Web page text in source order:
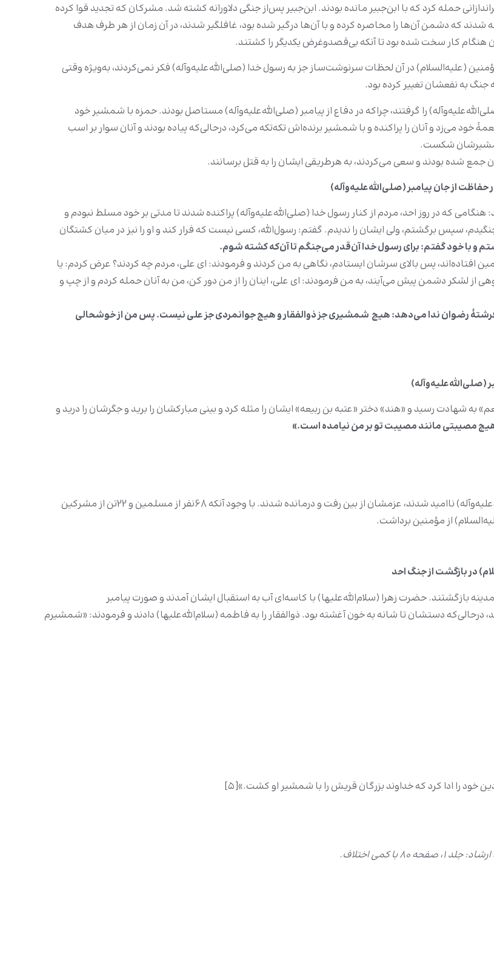
دید، پشت مسلمانان رها شده است، با ۲۰۰ سوار بر تیراندازانی حمله کرد که با ابن‌جبیر مانده بودند. ابن‌جبیر پس‌از جنگی دلاورانه کشته شد. مشرکان که تجدید قوا کرده
که دشمن آن‌ها را محاصره کرده و با آن‌ها درگیر شده بود، غافلگیر شدند، در آن زمان از هر طرف هدف
هنگام کار سخت شده بود تا آنکه بی‌قصدوغرض یکدیگر را کشتند.
(علیه‌السلام) در آن لحظات سرنوشت‌ساز جز به رسول خدا (صلی‌الله‌علیه‌وآله) فکر نمی‌کردند، به‌ویژه وقتی
به نفعشان تغییر کرده بود.
را گرفتند، چراکه در دفاع از پیامبر (صلی‌الله‌علیه‌وآله) مستاصل بودند. حمزه با شمشیر خود
خود می‌زد و آنان را پراکنده و با شمشیر برنده‌اش تکه‌تکه می‌‌کرد، درحالی‌که پیاده بودند و آنان سوار بر اسب
شمشیرشان شکست.
جمع شده بودند و سعی می‌کردند، به هرطریقی ایشان را به قتل برسانند.
از جان پیامبر (صلی‌الله‌علیه‌وآله)
‌که در روز احد، مردم از کنار رسول خدا (صلی‌الله‌علیه‌وآله) پراکنده شدند تا مدتی بر خود مسلط نبودم و
سپس برگشتم، ولی ایشان را ندیدم. گفتم: رسول‌الله، کسی نیست که فرار کند و او را نیز در میان کشتگان
و با خود گفتم: برای رسول خدا آن‌قدر می‌جنگم تا آن‌که کشته شوم.
افتاده‌اند، پس بالای سرشان ایستادم، نگاهی به من کردند و فرمودند: ای علی، مردم چه کردند؟ عرض کردم: یا
از لشکر دشمن پیش می‌آیند، به من فرمودند: اى على، اینان را از من دور کن، من به آنان حمله کردم و از چپ و
فرشتۀ رضوان ندا می‌دهد: هیچ شمشیرى جز ذوالفقار و هیچ جوانمردی جز علی نیست. پس من از خوشحالى
(صلی‌الله‌علیه‌وآله)
شهادت رسید و «هند» دختر «عتبه بن ربیعه» ایشان را مثله کرد و بینی‌ مبارکشان را برید و جگرشان را درید و
مصیبتی مانند مصیبت تو بر من نیامده است.»
هنگامی‌ که مشرکان علی‌رغم تلاش‌های بسیار از کشتن پیامبر (صلی‌الله‌علیه‌وآله) ناامید شدند، عزمشان از بین رفت و درمانده شدند. با وجود آنکه 68نفر از مسلمین و 22تن از مشرکین
از مؤمنین برداشت.
در بازگشت از جنگ احد
بازگشتند. حضرت زهرا (سلام‌الله‌علیها) با کاسه‌ای آب به استقبال ایشان آمدند و صورت پیامبر
درحالی‌که دستشان تا شانه به خون آغشته بود. ذوالفقار را به فاطمه (سلام‌الله‌علیها) دادند و فرمودند: «شمشیرم
خود را ادا کرد که خداوند بزرگان قریش را با شمشیر او کشت.»[۵]